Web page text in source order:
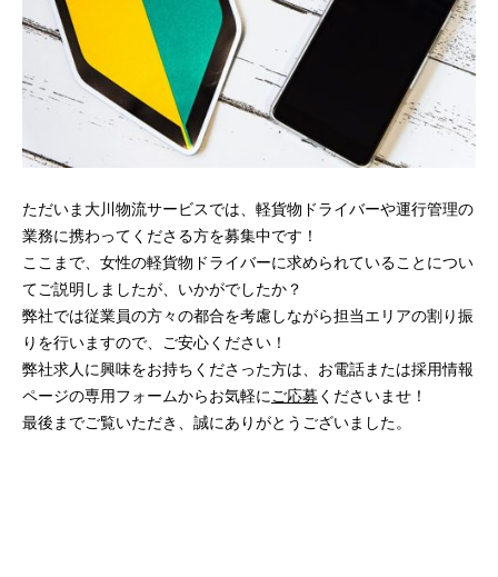
ただいま大川物流サービスでは、軽貨物ドライバーや運行管理の
業務に携わってくださる方を募集中です！
ここまで、女性の軽貨物ドライバーに求められていることについ
てご説明しましたが、いかがでしたか？
弊社では従業員の方々の都合を考慮しながら担当エリアの割り振
りを行いますので、ご安心ください！
弊社求人に興味をお持ちくださった方は、お電話または採用情報
ページの専用フォームからお気軽に ご応募 くださいませ！
最後までご覧いただき、誠にありがとうございました。